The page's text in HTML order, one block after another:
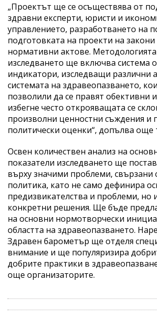
„Проектът ще се осъществява от
здравни експерти, юристи и
управлението, разработването на
подготовката на проекти на закони
нормативни актове.
изследването ще включва система
индикатори, изследващи различни
системата на здравеопазването,
позволили да се правят обективни
избегне често открояващата се
произволни ценностни съждения и
политически оценки“, допълва още
Освен количествен анализ на
показатели изследването ще
върху значими проблеми, свързани
политика, като не само дефинира
предизвикателства и проблеми, но
конкретни решения. Ще бъде
на основни нормотворчески
областта на здравеопазването.
Здравен барометър ще отделя
внимание и ще популяризира
добрите практики в
още организаторите.